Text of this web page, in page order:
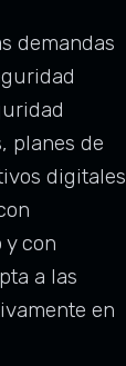
demandas
planes de
digitales
con
a las
en